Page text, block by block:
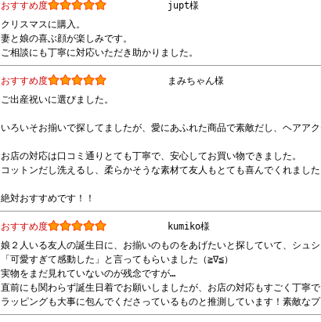
おすすめ度 jupt様
クリスマスに購入。
妻と娘の喜ぶ顔が楽しみです。
ご相談にも丁寧に対応いただき助かりました。
おすすめ度 まみちゃん様
ご出産祝いに選びました。
いろいそお揃いで探してましたが、愛にあふれた商品で素敵だし、ヘアア
お店の対応は口コミ通りとても丁寧で、安心してお買い物できました。
コットンだし洗えるし、柔らかそうな素材て友人もとても喜んでくれまし
絶対おすすめです！！
おすすめ度 kumiko様
娘２人いる友人の誕生日に、お揃いのものをあげたいと探していて、シュシ
「可愛すぎて感動した」と言ってもらいました（≧∇≦）
実物をまだ見れていないのが残念ですが…
直前にも関わらず誕生日着でお願いしましたが、お店の対応もすごく丁寧
ラッピングも大事に包んでくださっているものと推測しています！素敵